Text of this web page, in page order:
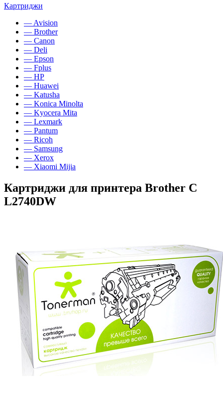
Картриджи
— Avision
— Brother
— Canon
— Deli
— Epson
— Fplus
— HP
— Huawei
— Katusha
— Konica Minolta
— Kyocera Mita
— Lexmark
— Pantum
— Ricoh
— Samsung
— Xerox
— Xiaomi Mijia
Картриджи для принтера Brother C
L2740DW